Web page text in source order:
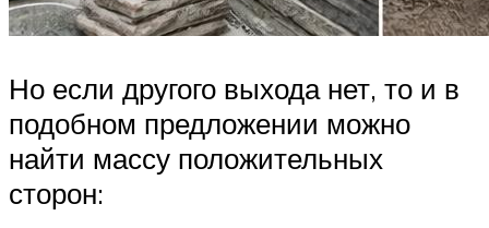
Но если другого выхода нет, то и в
подобном предложении можно
найти массу положительных
сторон: